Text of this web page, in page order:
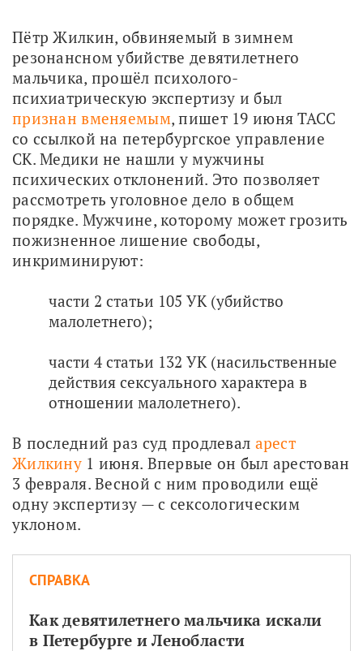
Пётр Жилкин, обвиняемый в зимнем
резонансном убийстве девятилетнего
мальчика, прошёл психолого-
признан вменяемым, пишет 19 июня ТАСС
со ссылкой на петербургское управление
СК. Медики не нашли у мужчины
психических отклонений. Это позволяет
рассмотреть уголовное дело в общем
порядке. Мужчине, которому может грозить
пожизненное лишение свободы,
инкриминируют:
части 2 статьи 105 УК (убийство
малолетнего);
части 4 статьи 132 УК (насильственные
действия сексуального характера в
отношении малолетнего).
В последний раз суд продлевал арест
Жилкину 1 июня. Впервые он был арестован
3 февраля. Весной с ним проводили ещё
одну экспертизу — с сексологическим
уклоном.
СПРАВКА
Как девятилетнего мальчика искали
в Петербурге и Ленобласти